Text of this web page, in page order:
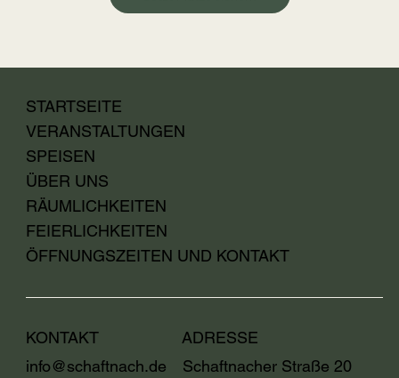
KONTAKT
info@schaftnach.de
ADRESSE
Schaftnacher Straße 20
STARTSEITE
VERANSTALTUNGEN
SPEISEN
ÜBER UNS
RÄUMLICHKEITEN
FEIERLICHKEITEN
ÖFFNUNGSZEITEN UND KONTAKT